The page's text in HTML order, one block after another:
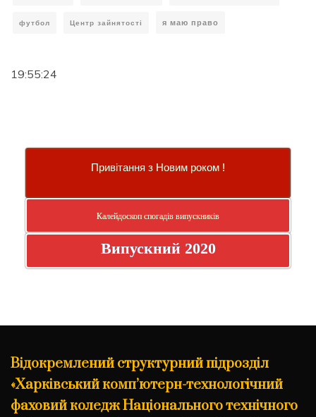
футбол Центр зайнятості я маю право
19:55:24
Привітання з Новим роком !
Калейдоскоп спогадів випускників
Випускний 2020
Відокремлений структурний підрозділ
«Харківський комп’ютерн-технологічний
фаховий коледж Національного технічного